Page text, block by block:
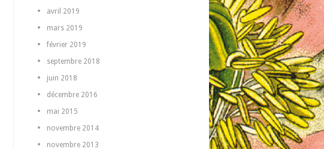
avril 2019
mars 2019
février 2019
septembre 2018
juin 2018
décembre 2016
mai 2015
novembre 2014
novembre 2013